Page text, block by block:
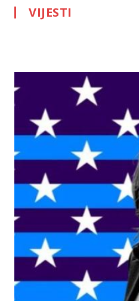
VIJESTI